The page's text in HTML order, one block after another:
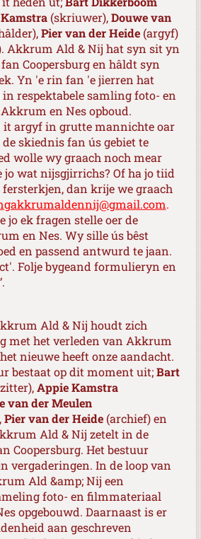
(skriuwer),Douwe van
Pier van der Heide(argyf)
Akkrum Ald & Nij hat syn sit yn
Coopersburg en hâldt syn
Yn 'e rin fan 'e jierren hat
respektabele samling foto- en
en Nes opboud.
argyf in grutte mannichte oar
skiednis fan ús gebiet te
wolle wy graach noch mear
wat nijsgjirrichs? Of ha jo tiid
dan krije we graach
.
jo ek fragen stelle oer de
en Nes. Wy sille ús bêst
en passend antwurd te jaan.
Folje bygeand formulieryn en
Ald & Nij houdt zich
met het verleden van Akkrum
nieuwe heeft onze aandacht.
bestaat op dit moment uit;Bart
Appie Kamstra
van der Meulen
Pier van der Heide(archief) en
Ald & Nij zetelt in de
Coopersburg. Het bestuur
vergaderingen. In de loop van
Ald &amp; Nij een
foto- en filmmateriaal
opgebouwd. Daarnaast is er
aan geschreven